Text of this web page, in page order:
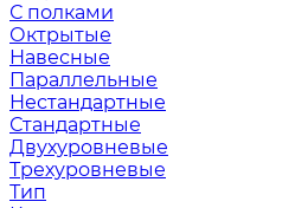
С полками
Октрытые
Навесные
Параллельные
Нестандартные
Стандартные
Двухуровневые
Трехуровневые
Тип